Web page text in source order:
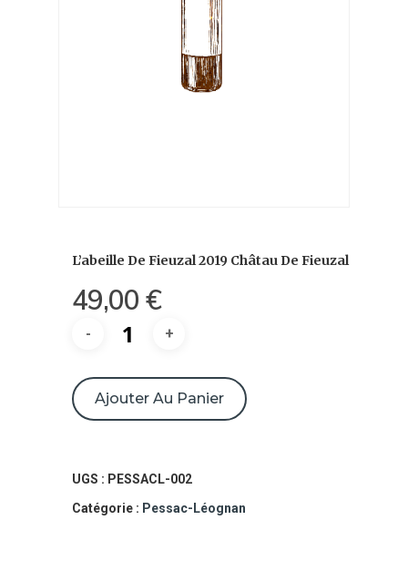
L’abeille De Fieuzal 2019 Châtau De Fieuzal
49,00 €
de
L’abeille
Fieuzal
2019
Ajouter Au Panier
UGS : PESSACL-002
Catégorie : Pessac-Léognan